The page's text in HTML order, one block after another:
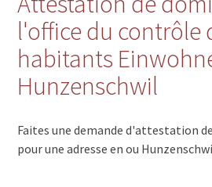
l'office du contrôle
habitants
Hunzenschwil
Faites une demande d'attestation
pour une adresse en ou